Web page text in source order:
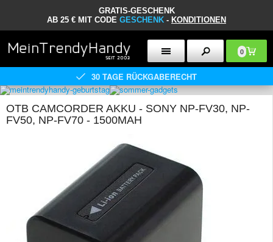
GRATIS-GESCHENK
AB 25 € MIT CODE GESCHENK - KONDITIONEN
0
30 TAGE RÜCKGABERECHT
OTB CAMCORDER AKKU - SONY NP-FV30, NP-
FV50, NP-FV70 - 1500MAH